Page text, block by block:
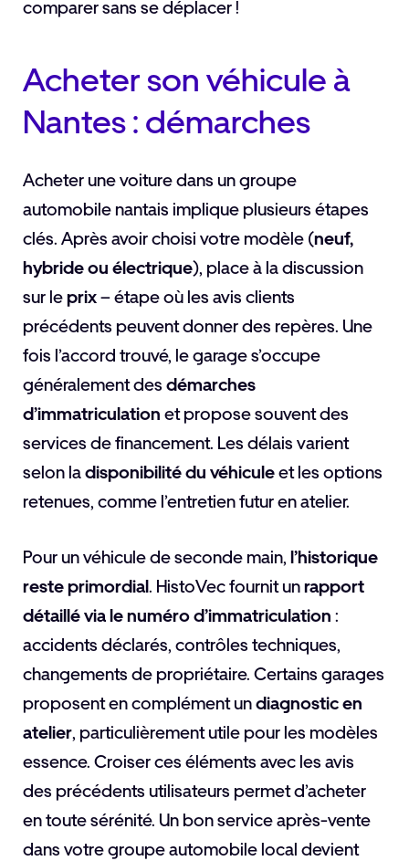
comparer sans se déplacer !
Acheter son véhicule à
Nantes : démarches
Acheter une voiture dans un groupe
automobile nantais implique plusieurs étapes
clés. Après avoir choisi votre modèle (neuf,
hybride ou électrique), place à la discussion
sur leprix– étape où les avis clients
précédents peuvent donner des repères. Une
fois l’accord trouvé, le garage s’occupe
généralement des démarches
d’immatriculation et propose souvent des
services de financement. Les délais varient
selon ladisponibilité du véhiculeet les options
retenues, comme l’entretien futur en atelier.
Pour un véhicule de seconde main, l’historique
reste primordial. HistoVec fournit unrapport
détaillé via le numéro d’immatriculation :
accidents déclarés, contrôles techniques,
changements de propriétaire. Certains garages
proposent en complément undiagnostic en
atelier, particulièrement utile pour les modèles
essence. Croiser ces éléments avec les avis
des précédents utilisateurs permet d’acheter
en toute sérénité. Un bon service après-vente
dans votre groupe automobile local devient